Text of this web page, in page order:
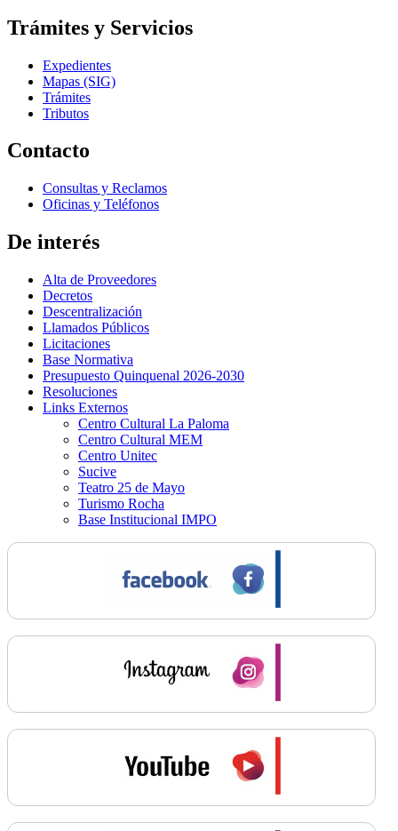
Trámites y Servicios
Expedientes
Mapas (SIG)
Trámites
Tributos
Contacto
Consultas y Reclamos
Oficinas y Teléfonos
De interés
Alta de Proveedores
Decretos
Descentralización
Llamados Públicos
Licitaciones
Base Normativa
Presupuesto Quinquenal 2026-2030
Resoluciones
Links Externos
Centro Cultural La Paloma
Centro Cultural MEM
Centro Unitec
Sucive
Teatro 25 de Mayo
Turismo Rocha
Base Institucional IMPO